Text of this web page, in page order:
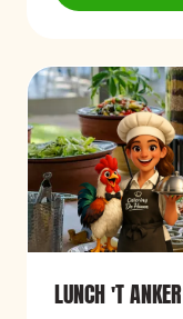
LUNCH 'T ANKER